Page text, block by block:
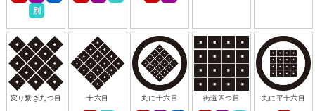
別
変り繋ぎ九つ目 十六目 丸に十六目 街道四つ目 丸に平十六目